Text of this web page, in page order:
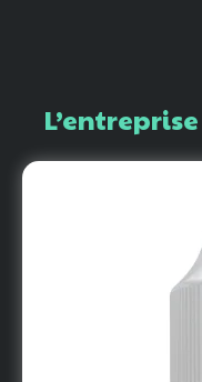
L’entreprise